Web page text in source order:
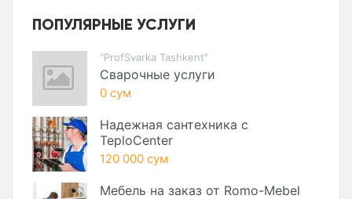
ПОПУЛЯРНЫЕ УСЛУГИ
"ProfSvarka Tashkent"
Сварочные услуги
0 сум
Надежная сантехника с
TeploCenter
120 000 сум
Мебель на заказ от Romo-Mebel